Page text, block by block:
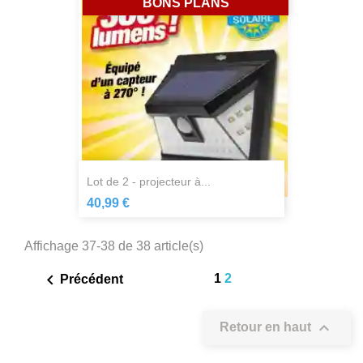
lot de 2 - projecteur à...
40,99 €
Affichage 37-38 de 38 article(s)
 Précédent 1 2
Retour en haut 